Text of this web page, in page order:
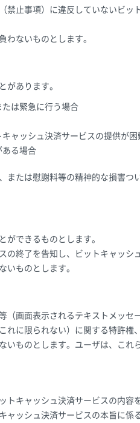
禁止事項）に違反していないビッ
わないものとします。
があります。
たは緊急に行う場合
ャッシュ決済サービスの提供が困
ある場合
または慰謝料等の精神的な損害つ
ができるものとします。
の終了を告知し、ビットキャッシ
いものとします。
（画面表示されるテキストメッセ
れに限られない）に関する特許権
いものとします。ユーザは、これ
トキャッシュ決済サービスの内容
ャッシュ決済サービスの本旨に係